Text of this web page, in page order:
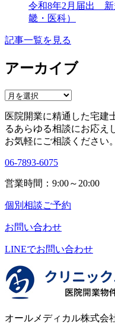
令和8年2月届出 新
畿・医科）
記事一覧を見る
アーカイブ
ア
カ
イ
ブ
医院開業に精通した宅建
るあらゆる相談にお応え
お気軽にご相談ください。
06-7893-6075
営業時間：9:00～20:00
個別相談ご予約
お問い合わせ
LINEでお問い合わせ
オールメディカル株式会